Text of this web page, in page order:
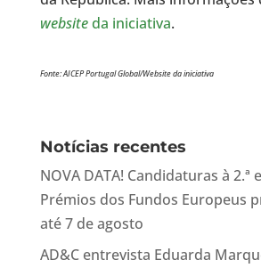
websiteda iniciativa.
Fonte: AICEP Portugal Global/Website da iniciativa
Notícias recentes
NOVA DATA! Candidaturas à 2.ª
Prémios dos Fundos Europeus
até 7 de agosto
AD&C entrevista Eduarda